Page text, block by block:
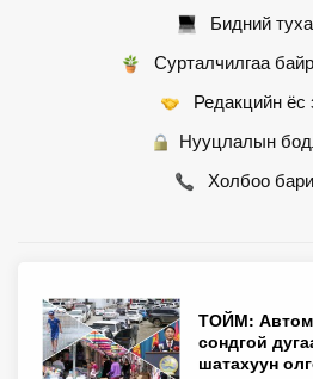
ТОЙМ:
сондгой
шатахуун
Бидний
Сурталчилгаа
Редакцийн ёс
Нууцлалын
Холбоо
© 2007 - 2026 Монгол Контент ХХК • Бүх